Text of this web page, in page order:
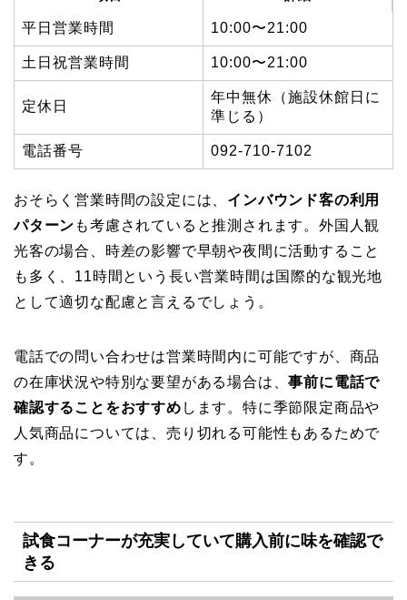
平日営業時間 10:00〜21:00
土日祝営業時間 10:00〜21:00
定休日
年中無休（施設休館日に
準じる）
電話番号 092-710-7102
おそらく営業時間の設定には、 インバウンド客の利用
パターン も考慮されていると推測されます。外国人観
光客の場合、時差の影響で早朝や夜間に活動すること
も多く、11時間という長い営業時間は国際的な観光地
として適切な配慮と言えるでしょう。
電話での問い合わせは営業時間内に可能ですが、商品
の在庫状況や特別な要望がある場合は、事前に電話で
確認することをおすすめ します。特に季節限定商品や
人気商品については、売り切れる可能性もあるためで
す。
試食コーナーが充実していて購入前に味を確認で
きる